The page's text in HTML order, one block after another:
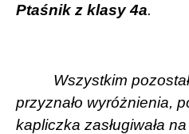
Ptaśnik z klasy 4a.
Wszystkim
przyznało wyróżnienia,
kapliczka zasługiwała